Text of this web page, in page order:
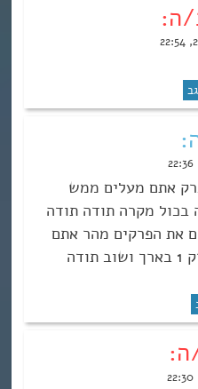
אתם מעלים ממש
בכול מקרה תודה תודה
את הפרקים מהר אתם
מעלים כל יום פרק 1 בארך ושוב תודה